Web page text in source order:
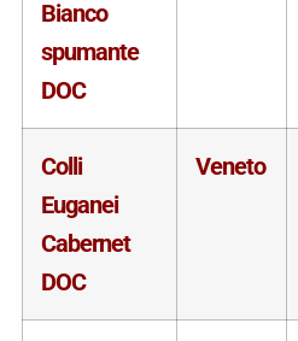
Bianco
spumante
DOC
Colli
Euganei
Cabernet
DOC
Veneto